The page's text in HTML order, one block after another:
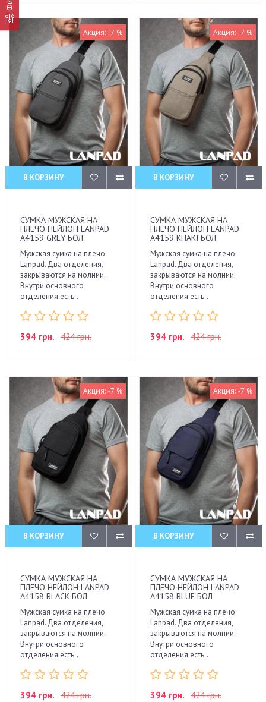
Акция: -7 %
В КОРЗИНУ
СУМКА МУЖСКАЯ НА
ПЛЕЧО НЕЙЛОН LANPAD
A4159 GREY БОЛ
Мужская сумка на плечо
Lanpad. Два отделения,
закрываются на молнии.
Внутри основного
отделения есть..
394 грн. 424 грн.
Акция: -7 %
В КОРЗИНУ
СУМКА МУЖСКАЯ НА
ПЛЕЧО НЕЙЛОН LANPAD
A4159 KHAKI БОЛ
Мужская сумка на плечо
Lanpad. Два отделения,
закрываются на молнии.
Внутри основного
отделения есть..
394 грн. 424 грн.
Акция: -7 %
В КОРЗИНУ
СУМКА МУЖСКАЯ НА
ПЛЕЧО НЕЙЛОН LANPAD
A4158 BLACK БОЛ
Мужская сумка на плечо
Lanpad. Два отделения,
закрываются на молнии.
Внутри основного
отделения есть..
394 грн. 424 грн.
Акция: -7 %
В КОРЗИНУ
СУМКА МУЖСКАЯ НА
ПЛЕЧО НЕЙЛОН LANPAD
A4158 BLUE БОЛ
Мужская сумка на плечо
Lanpad. Два отделения,
закрываются на молнии.
Внутри основного
отделения есть..
394 грн. 424 грн.